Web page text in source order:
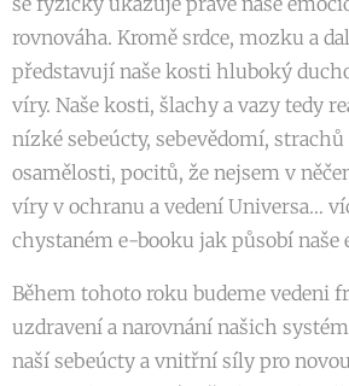
rovnováha. Kromě srdce, mozku a
představují naše kosti hluboký
víry. Naše kosti, šlachy a vazy tedy
nízké sebeúcty, sebevědomí,
osamělosti, pocitů, že nejsem v
víry v ochranu a vedení Universa…
chystaném e-booku jak působí naše
Během tohoto roku budeme vedeni
uzdravení a narovnání našich
naší sebeúcty a vnitřní síly pro